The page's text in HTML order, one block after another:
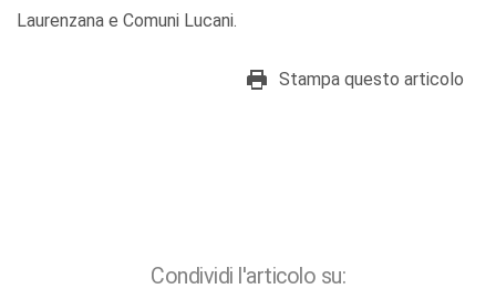
Laurenzana e Comuni Lucani.
Stampa questo articolo
Condividi l'articolo su: